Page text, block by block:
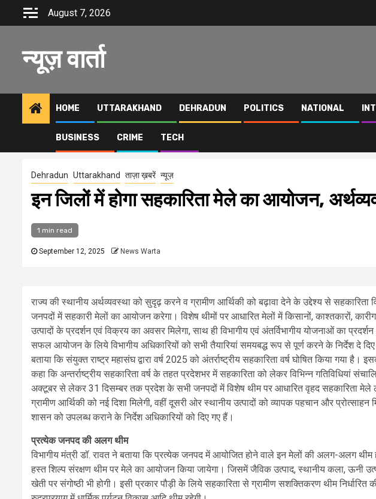
August 7, 2026
न्यूज़ वार्ता
HOME UTTARAKHAND DEHRADUN POLITICS NATIONAL
BUSINESS CRIME TECH
इन जिलों में होगा सहकारिता मेले का आयोजन, अर्थव्यवस्था को मिलेगा बढ़ावा
Dehradun Uttarakhand ताज़ा ख़बरें न्यूज़
इन जिलों में होगा सहकारिता मेले का आयोजन,
1 min read
September 12, 2025 News Warta
राज्य की स्थानीय अर्थव्यवस्था को सुदृढ़ करने व ग्रामीण आर्थिकी को बढ़ावा देने के उद्देश्य से
जनपदों में सहकारी मेलों का आयोजन करेगा। विशेष थीमों पर आधारित मेलों में किसानों, काश्तकारों,
उत्पादों के प्रदर्शन एवं विक्रय का अवसर मिलेगा, साथ ही विभागीय एवं अंतर्विभागीय योजनाओं का
सफल आयोजन के लिये विभागीय अधिकारियों को सभी तैयारियां समयबद्ध रूप से पूर्ण करने के निर्देश दे
बताया कि संयुक्त राष्ट्र महासंघ द्वारा वर्ष 2025 को अंतर्राष्ट्रीय सहकारिता वर्ष घोषित किया गया
कहा कि अन्तर्राष्ट्रीय सहकारिता वर्ष के तहत प्रदेशभर में सहकारिता को लेकर विभिन्न गतिविधियां
अक्टूबर से लेकर 31 दिसम्बर तक प्रदेश के सभी जनपदों में विशेष थीम पर आधारित वृहद सहकारिता मेले
ग्रामीण आर्थिकी को नई दिशा मिलेगी, वहीं दूसरी ओर स्थानीय उत्पादों को व्यापक पहचान और
शासन को उपलब्ध कराने के निर्देश अधिकारियों को दिए गए हैं।
प्रत्येक जनपद की अलग थीम
विभागीय मंत्री डॉ. रावत ने बताया कि प्रत्येक जनपद में आयोजित होने वाले इन मेलों की अलग-अलग
हस्त शिल्प संरक्षण थीम पर मेले का आयोजन किया जायेगा। जिसमें जैविक उत्पाद, स्थानीय कला, ऊनी
खेती पर संगोष्ठी भी होगी। इसी प्रकार पौड़ी के लिये सहकारिता से ग्रामीण सशक्तिकरण थीम निर्धारित